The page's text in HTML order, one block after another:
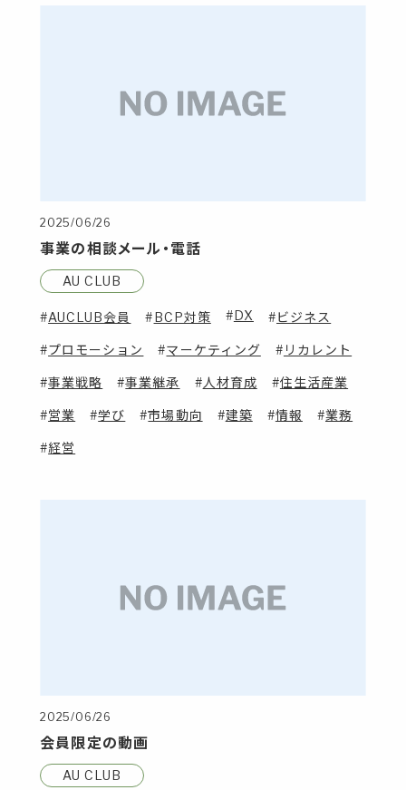
2025/06/26
事業の相談メール・電話
AU CLUB
AUCLUB会員 BCP対策 DX ビジネス
プロモーション マーケティング リカレント
事業戦略 事業継承 人材育成 住生活産業
営業 学び 市場動向 建築 情報 業務
経営
2025/06/26
会員限定の動画
AU CLUB